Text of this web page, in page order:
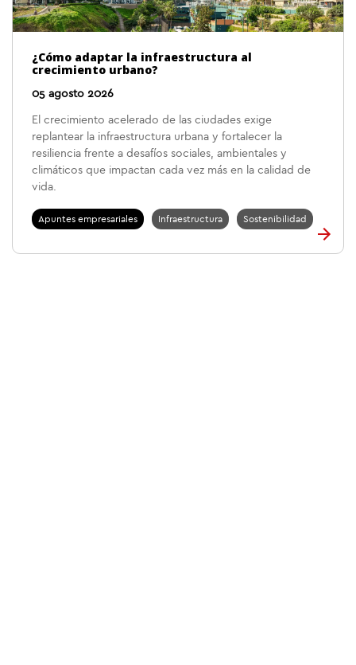
¿Cómo adaptar la infraestructura al
crecimiento urbano?
05 agosto 2026
El crecimiento acelerado de las ciudades exige
replantear la infraestructura urbana y fortalecer la
resiliencia frente a desafíos sociales, ambientales y
climáticos que impactan cada vez más en la calidad de
vida.
Apuntes empresariales Infraestructura Sostenibilidad